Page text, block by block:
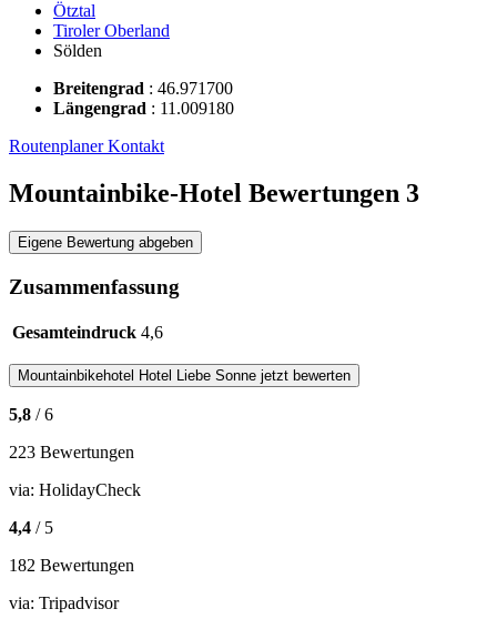
Ötztal
Tiroler Oberland
Sölden
Breitengrad : 46.971700
Längengrad : 11.009180
RoutenplanerKontakt
Mountainbike-Hotel Bewertungen 3
Eigene Bewertung abgeben
Zusammenfassung
Gesamteindruck 4,6
Mountainbikehotel Hotel Liebe Sonne jetzt bewerten
5,8 / 6
223 Bewertungen
via: HolidayCheck
4,4 / 5
182 Bewertungen
via: Tripadvisor